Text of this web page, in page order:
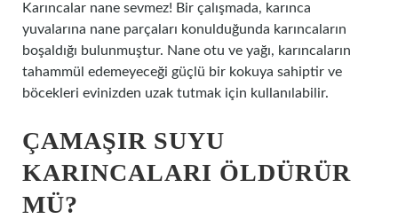
Karıncalar nane sevmez! Bir çalışmada, karınca
yuvalarına nane parçaları konulduğunda karıncaların
boşaldığı bulunmuştur. Nane otu ve yağı, karıncaların
tahammül edemeyeceği güçlü bir kokuya sahiptir ve
böcekleri evinizden uzak tutmak için kullanılabilir.
ÇAMAŞIR SUYU
KARINCALARI ÖLDÜRÜR
MÜ?